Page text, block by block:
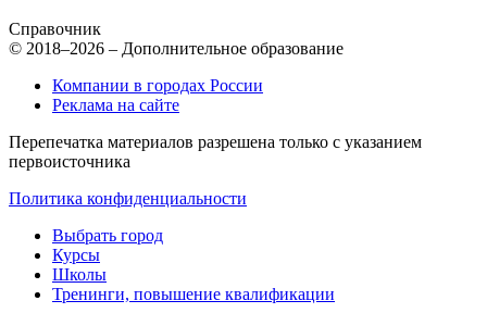
Справочник
© 2018–2026 – Дополнительное образование
Компании в городах России
Реклама на сайте
Перепечатка материалов разрешена только с указанием
первоисточника
Политика конфиденциальности
Выбрать город
Курсы
Школы
Тренинги, повышение квалификации